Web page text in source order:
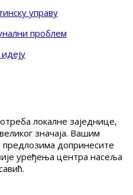
управу
проблем
локалне заједнице,
значаја. Вашим
предлозима допринесите
уређења центра насеља